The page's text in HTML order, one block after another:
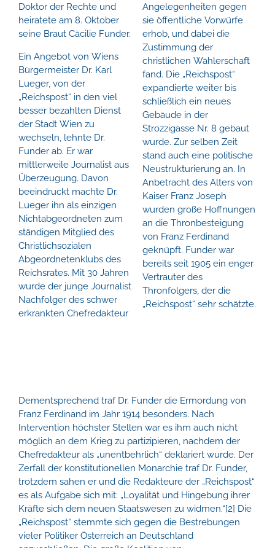
Doktor der Rechte und
heiratete am 8. Oktober
seine Braut Cäcilie Funder.
Ein Angebot von Wiens
Bürgermeister Dr. Karl
Lueger, von der
„Reichspost“ in den viel
besser bezahlten Dienst
der Stadt Wien zu
wechseln, lehnte Dr.
Funder ab. Er war
mittlerweile Journalist aus
Überzeugung. Davon
beeindruckt machte Dr.
Lueger ihn als einzigen
Nichtabgeordneten zum
ständigen Mitglied des
Christlichsozialen
Abgeordnetenklubs des
Reichsrates. Mit 30 Jahren
wurde der junge Journalist
Nachfolger des schwer
erkrankten Chefredakteur
Angelegenheiten gegen
sie öffentliche Vorwürfe
erhob, und dabei die
Zustimmung der
christlichen Wählerschaft
fand. Die „Reichspost“
expandierte weiter bis
schließlich ein neues
Gebäude in der
Strozzigasse Nr. 8 gebaut
wurde. Zur selben Zeit
stand auch eine politische
Neustrukturierung an. In
Anbetracht des Alters von
Kaiser Franz Joseph
wurden große Hoffnungen
an die Thronbesteigung
von Franz Ferdinand
geknüpft. Funder war
bereits seit 1905 ein enger
Vertrauter des
Thronfolgers, der die
„Reichspost“ sehr schätzte.
Dementsprechend traf Dr. Funder die Ermordung von
Franz Ferdinand im Jahr 1914 besonders. Nach
Intervention höchster Stellen war es ihm auch nicht
möglich an dem Krieg zu partizipieren, nachdem der
Chefredakteur als „unentbehrlich“ deklariert wurde. Der
Zerfall der konstitutionellen Monarchie traf Dr. Funder,
trotzdem sahen er und die Redakteure der „Reichspost“
es als Aufgabe sich mit: „Loyalität und Hingebung ihrer
Kräfte sich dem neuen Staatswesen zu widmen.“[2] Die
„Reichspost“ stemmte sich gegen die Bestrebungen
vieler Politiker Österreich an Deutschland